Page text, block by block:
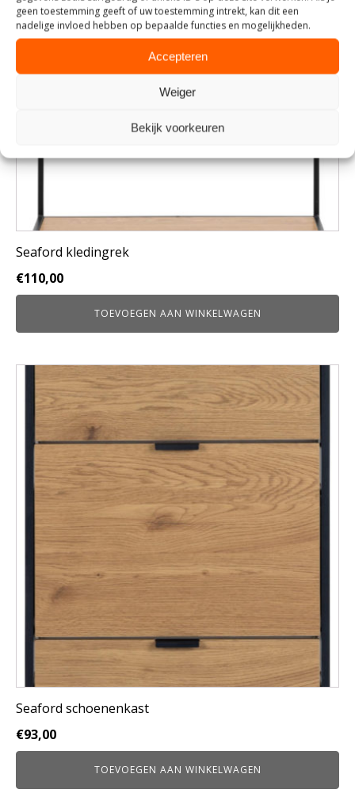
geen toestemming geeft of uw toestemming intrekt, kan dit een
nadelige invloed hebben op bepaalde functies en mogelijkheden.
Accepteren
Weiger
Bekijk voorkeuren
Seaford kledingrek
€110,00
TOEVOEGEN AAN WINKELWAGEN
Seaford schoenenkast
€93,00
TOEVOEGEN AAN WINKELWAGEN